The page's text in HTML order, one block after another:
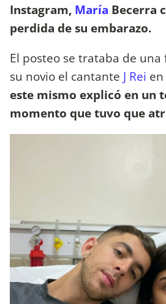
Instagram, María Becerra
perdida de su embarazo.
El posteo se trataba de
su novio el cantante J Rei
este mismo explicó en un
momento que tuvo que